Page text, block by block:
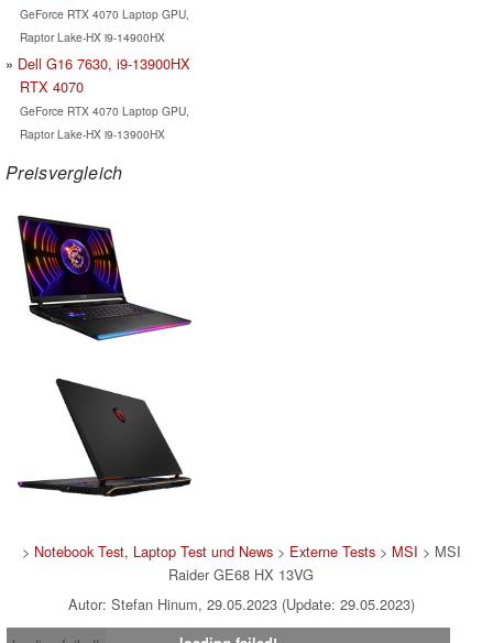
GeForce RTX 4070 Laptop GPU,
Raptor Lake-HX i9-14900HX
Dell G16 7630, i9-13900HX
RTX 4070
GeForce RTX 4070 Laptop GPU,
Raptor Lake-HX i9-13900HX
Preisvergleich
> Notebook Test, Laptop Test und News> Externe Tests> MSI > MSI
Raider GE68 HX 13VG
Autor: Stefan Hinum, 29.05.2023 (Update: 29.05.2023)